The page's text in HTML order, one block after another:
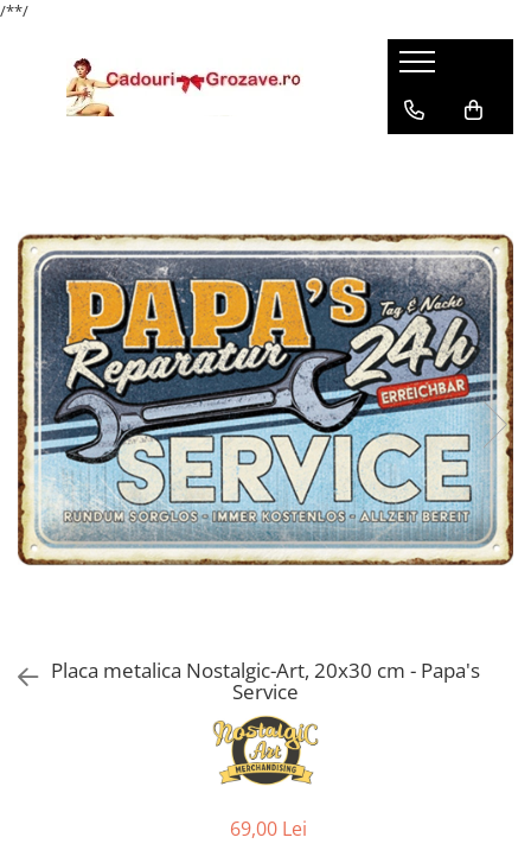
/**/
Placa metalica Nostalgic-Art, 20x30 cm - Papa's
Service
69,00 Lei